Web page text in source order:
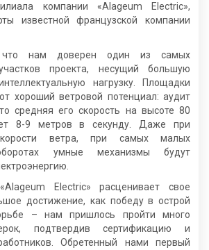
компании «Аlageum Electric»,
известной французской компании
нам доверен один из самых
проекта, несущий большую
нагрузку. Площадки
хороший ветровой потенциал: аудит
средняя его скорость на высоте 80
8-9 метров в секунду. Даже при
ветра, при самых малых
умные механизмы будут
Electric» расценивает свое
достижение, как победу в острой
– нам пришлось пройти много
подтвердив сертификацию и
Обретенный нами первый